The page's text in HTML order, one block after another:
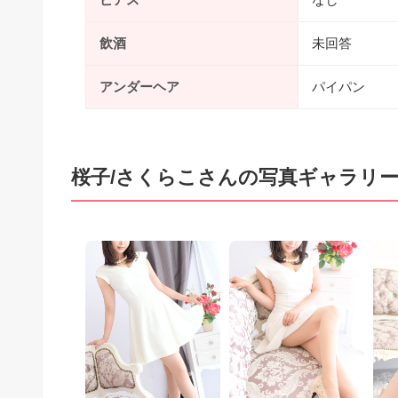
飲酒 未回答
アンダーヘア パイパン
桜子/さくらこさんの写真ギャラリー